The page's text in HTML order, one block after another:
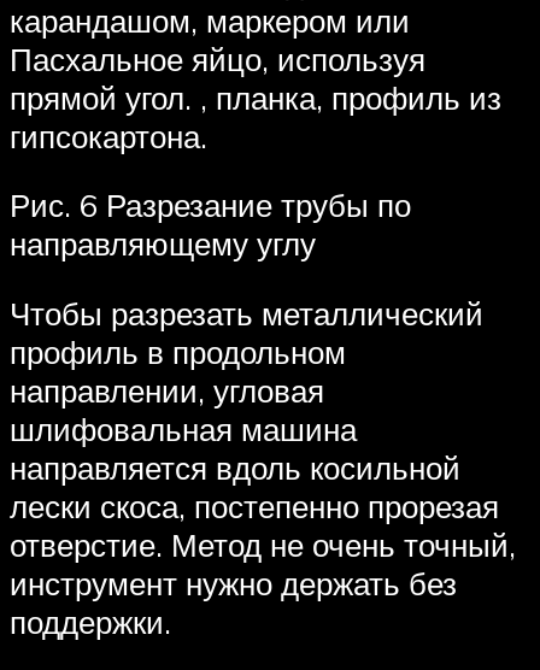
карандашом, маркером или
Пасхальное яйцо, используя
прямой угол. , планка, профиль из
гипсокартона.
Рис. 6 Разрезание трубы по
направляющему углу
Чтобы разрезать металлический
профиль в продольном
направлении, угловая
шлифовальная машина
направляется вдоль косильной
лески скоса, постепенно прорезая
отверстие. Метод не очень точный,
инструмент нужно держать без
поддержки.